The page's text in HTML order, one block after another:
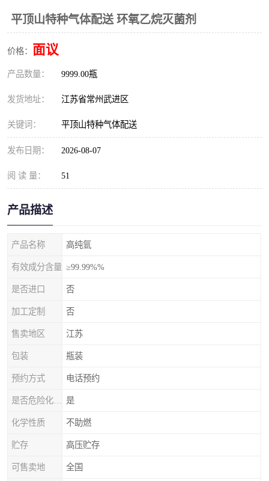
平顶山特种气体配送 环氧乙烷灭菌剂
价格： 面议
产品数量： 9999.00瓶
发货地址： 江苏省常州武进区
关键词： 平顶山特种气体配送
发布日期： 2026-08-07
阅 读 量： 51
产品描述
产品名称 高纯氩
有效成分含量 ≥99.99%%
是否进口 否
加工定制 否
售卖地区 江苏
包装 瓶装
预约方式 电话预约
是
化学性质 不助燃
贮存 高压贮存
可售卖地 全国